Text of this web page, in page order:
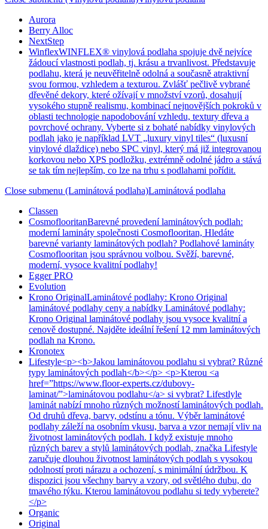
Aurora
Berry Alloc
NextStep
WinflexWINFLEX® vinylová podlaha spojuje dvě nejvíce
žádoucí vlastnosti podlah, tj. krásu a trvanlivost. Představuje
podlahu, která je neuvěřitelně odolná a současně atraktivní
svou formou, vzhledem a texturou. Zvlášť pečlivě vybrané
dřevěné dekory, které ožívají v množství vzorů, dosahují
vysokého stupně realismu, kombinací nejnovějších pokroků v
oblasti technologie napodobování vzhledu, textury dřeva a
povrchové ochrany. Vyberte si z bohaté nabídky vinylových
podlah jako je například LVT „luxury vinyl tiles“ (luxusní
vinylové dlaždice) nebo SPC vinyl, který má již integrovanou
korkovou nebo XPS podložku, extrémně odolné jádro a stává
se tak tím nejlepším, co lze na trhu s podlahami pořídit.
Close submenu (Laminátová podlaha)Laminátová podlaha
Classen
CosmoflooritanBarevné provedení laminátových podlah:
moderní lamináty společnosti Cosmoflooritan, Hledáte
barevné varianty laminátových podlah? Podlahové lamináty
Cosmoflooritan jsou správnou volbou. Svěží, barevné,
moderní, vysoce kvalitní podlahy!
Egger PRO
Evolution
Krono OriginalLaminátové podlahy: Krono Original
laminátové podlahy ceny a nabídky Laminátové podlahy:
Krono Original laminátové podlahy jsou vysoce kvalitní a
cenově dostupné. Najděte ideální řešení 12 mm laminátových
podlah na Krono.
Kronotex
Lifestyle<p><b>Jakou laminátovou podlahu si vybrat? Různé
typy laminátových podlah</b></p> <p>Kterou <a
href=”https://www.floor-experts.cz/dubovy-
laminat/”>laminátovou podlahu</a> si vybrat? Lifestlyle
laminát nabízí mnoho různých možností laminátových podlah.
Od druhů dřeva, barvy, odstínu a tónu. Výběr laminátové
podlahy záleží na osobním vkusu, barva a vzor nemají vliv na
životnost laminátových podlah. I když existuje mnoho
různých barev a stylů laminátových podlah, značka Lifestyle
zaručuje dlouhou životnost laminátových podlah s vysokou
odolností proti nárazu a ochození, s minimální údržbou. K
dispozici jsou všechny barvy a vzory, od světlého dubu, do
tmavého týku. Kterou laminátovou podlahu si tedy vyberete?
</p>
Organic
Original